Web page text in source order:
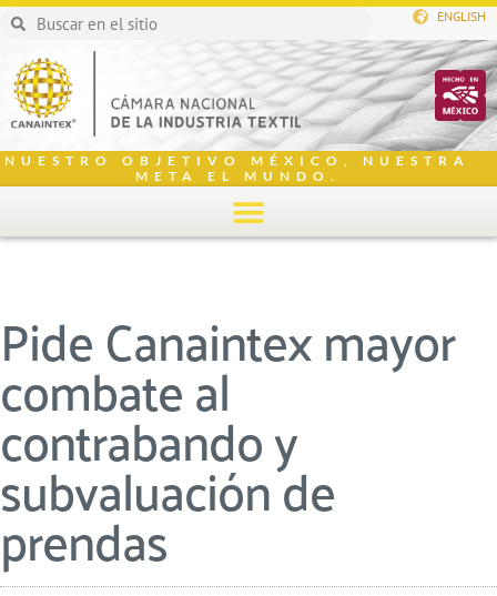
ENGLISH
NUESTRO OBJETIVO MÉXICO, NUESTRA
META EL MUNDO.
Pide Canaintex mayor
combate al
contrabando y
subvaluación de
prendas